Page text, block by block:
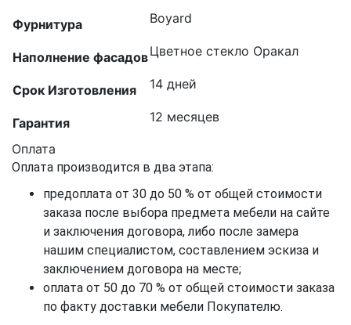
Фурнитура Boyard
Наполнение фасадовЦветное стекло Оракал
Срок Изготовления 14 дней
Гарантия 12 месяцев
Оплата
Оплата производится в два этапа:
предоплата от 30 до 50 % от общей стоимости
заказа после выбора предмета мебели на сайте
и заключения договора, либо после замера
нашим специалистом, составлением эскиза и
заключением договора на месте;
оплата от 50 до 70 % от общей стоимости заказа
по факту доставки мебели Покупателю.